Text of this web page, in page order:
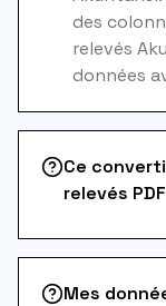
des
relevés
données
Ce
relevés
Mes